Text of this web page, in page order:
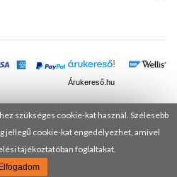
szükséges cookie-kat használ. Szélesebb
jellegű cookie-kat engedélyezhet, amivel
tájékoztatóban foglaltakat.
Elfogadom
Árukereső.hu
DANUSA Hungary Kft.